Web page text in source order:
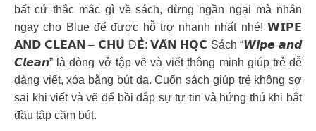
bất cứ thắc mắc gì về sách, đừng ngần ngại mà nhắn
ngay cho Blue để được hỗ trợ nhanh nhất nhé! 𝗪𝗜𝗣𝗘
𝗔𝗡𝗗 𝗖𝗟𝗘𝗔𝗡 – 𝗖𝗛𝗨̉ Đ𝗘̂̀: 𝗩𝗔̆𝗡 𝗛𝗢̣𝗖 Sách “𝙒𝙞𝙥𝙚 𝙖𝙣𝙙
𝘾𝙡𝙚𝙖𝙣” là dòng vở tập vẽ và viết thông minh giúp trẻ dễ
dàng viết, xóa bằng bút dạ. Cuốn sách giúp trẻ không sợ
sai khi viết và vẽ để bồi đắp sự tự tin và hứng thú khi bắt
đầu tập cầm bút.